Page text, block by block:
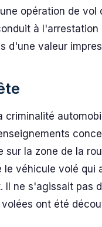
opération de
à
d'une valeur
criminalité
sur la zone de la
le véhicule volé
Il ne s'agissait pas
ont été